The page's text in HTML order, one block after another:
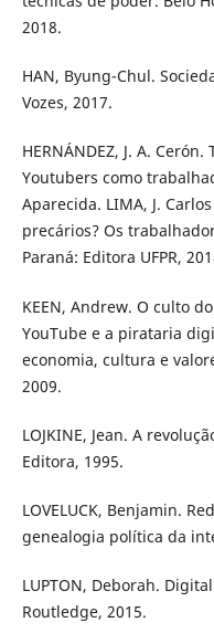
2018.
HAN, Byung-Chul.
Vozes, 2017.
HERNÁNDEZ, J. A.
Youtubers como
Aparecida. LIMA, J.
precários? Os
Paraná: Editora UFPR,
KEEN, Andrew. O culto
YouTube e a pirataria
economia, cultura e
2009.
LOJKINE, Jean. A
Editora, 1995.
LOVELUCK, Benjamin.
genealogia política da
LUPTON, Deborah.
Routledge, 2015.